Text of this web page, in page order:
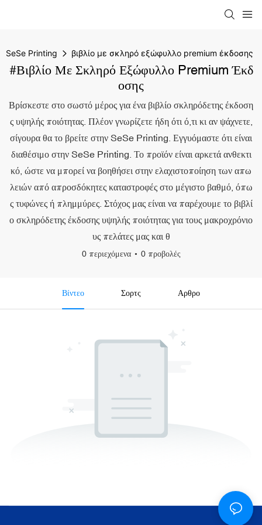
SeSe Printing βιβλίο με σκληρό εξώφυλλο premium έκδοσης
#βιβλίο Με Σκληρό Εξώφυλλο Premium Έκδ
Οσης
Βρίσκεστε στο σωστό μέρος για ένα βιβλίο σκληρόδετης έκδοση
ς υψηλής ποιότητας. Πλέον γνωρίζετε ήδη ότι ό,τι κι αν ψάχνετε,
σίγουρα θα το βρείτε στην SeSe Printing. Εγγυόμαστε ότι είναι
διαθέσιμο στην SeSe Printing. Το προϊόν είναι αρκετά ανθεκτι
κό, ώστε να μπορεί να βοηθήσει στην ελαχιστοποίηση των απω
λειών από απροσδόκητες καταστροφές στο μέγιστο βαθμό, όπω
ς τυφώνες ή πλημμύρες. Στόχος μας είναι να παρέχουμε το βιβλί
ο σκληρόδετης έκδοσης υψηλής ποιότητας για τους μακροχρόνιο
υς πελάτες μας και θ
0 περιεχόμενα 0 προβολές
Βίντεο Σορτς Αρθρο